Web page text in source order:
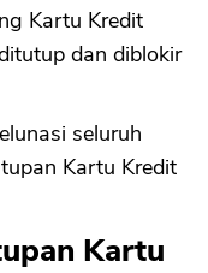
Kartu Kredit
dan diblokir
seluruh
Kartu Kredit
Kartu